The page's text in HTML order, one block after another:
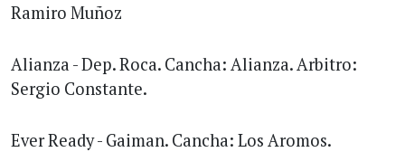
Ramiro Muñoz
Alianza - Dep. Roca. Cancha: Alianza. Arbitro:
Sergio Constante.
Ever Ready - Gaiman. Cancha: Los Aromos.